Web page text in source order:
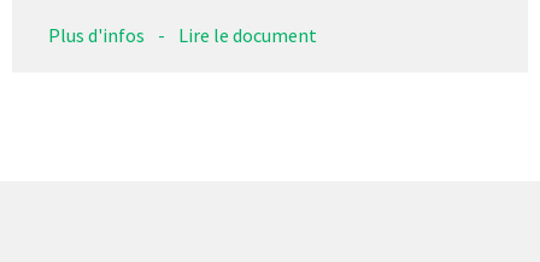
Plus d'infos - Lire le document